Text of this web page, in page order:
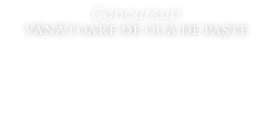
VÂNĂTOARE DE OUĂ DE PAȘTE